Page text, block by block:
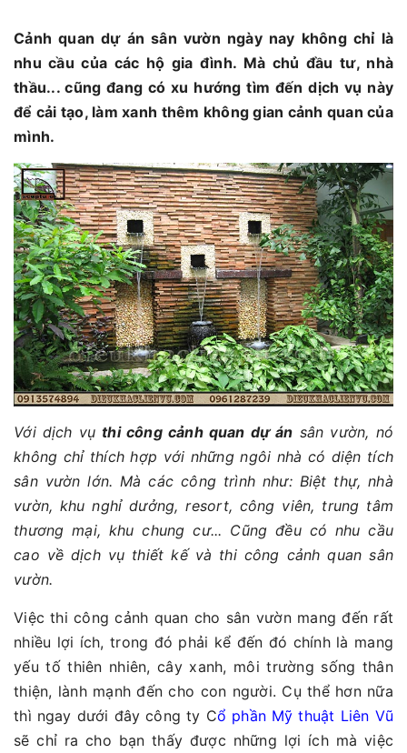
Cảnh quan dự án sân vườn ngày nay không chỉ là
nhu cầu của các hộ gia đình. Mà chủ đầu tư, nhà
thầu... cũng đang có xu hướng tìm đến dịch vụ này
để cải tạo, làm xanh thêm không gian cảnh quan của
mình.
Với dịch vụthi công cảnh quan dự án sân vườn, nó
không chỉ thích hợp với những ngôi nhà có diện tích
sân vườn lớn. Mà các công trình như: Biệt thự, nhà
vườn, khu nghỉ dưởng, resort, công viên, trung tâm
thương mại, khu chung cư... Cũng đều có nhu cầu
cao về dịch vụ thiết kế và thi công cảnh quan sân
vườn.
Việc thi công cảnh quan cho sân vườn mang đến rất
nhiều lợi ích, trong đó phải kể đến đó chính là mang
yếu tố thiên nhiên, cây xanh, môi trường sống thân
thiện, lành mạnh đến cho con người. Cụ thể hơn nữa
thì ngay dưới đây công ty Cổ phần Mỹ thuật Liên Vũ
sẽ chỉ ra cho bạn thấy được những lợi ích mà việc